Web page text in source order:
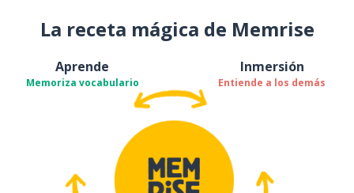
La receta mágica de Memrise
Aprende
Memoriza vocabulario
Inmersión
Entiende a los demás